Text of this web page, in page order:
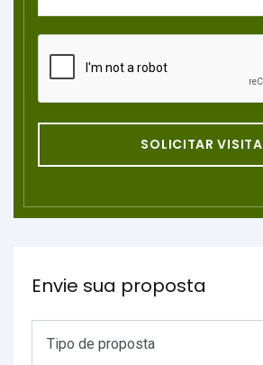
SOLICITAR VISITA
Envie sua proposta